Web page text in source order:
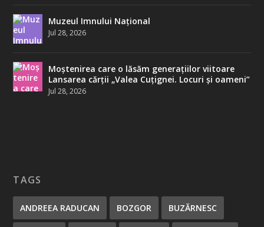
Muzeul Imnului Național
Jul 28, 2026
Moștenirea care o lăsăm generațiilor viitoare
Lansarea cărții „Valea Cuțignei. Locuri și oameni”
Jul 28, 2026
TAGS
ANDREEA RADUCAN BOZGOR BUZĂRNESC